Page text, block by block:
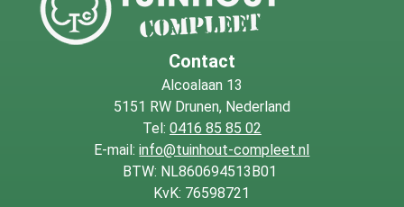
Contact
Alcoalaan 13
5151 RW Drunen, Nederland
Tel: 0416 85 85 02
E-mail:info@tuinhout-compleet.nl
BTW: NL860694513B01
KvK: 76598721